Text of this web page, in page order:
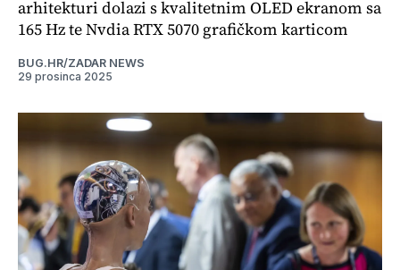
arhitekturi dolazi s kvalitetnim OLED ekranom sa
165 Hz te Nvdia RTX 5070 grafičkom karticom
BUG.HR/ZADAR NEWS
29 prosinca 2025